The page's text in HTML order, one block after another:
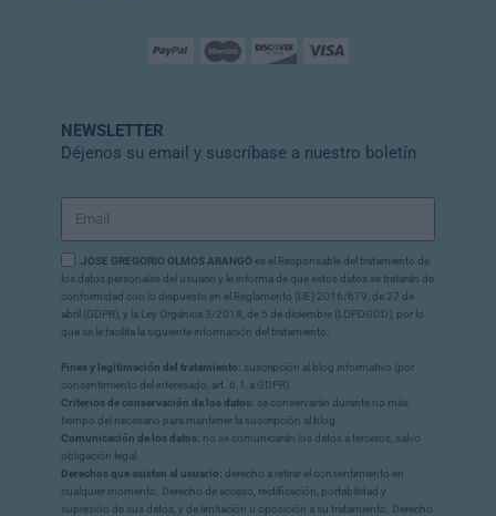
NEWSLETTER
Déjenos su email y suscríbase a nuestro boletín
JOSE GREGORIO OLMOS ARANGO es el Responsable del tratamiento de
los datos personales del usuario y le informa de que estos datos se tratarán de
conformidad con lo dispuesto en el Reglamento (UE) 2016/679, de 27 de
abril (GDPR), y la Ley Orgánica 3/2018, de 5 de diciembre (LOPDGDD), por lo
que se le facilita la siguiente información del tratamiento:
Fines y legitimación del tratamiento: suscripción al blog informativo (por
consentimiento del interesado, art. 6.1.a GDPR).
Criterios de conservación de los datos: se conservarán durante no más
tiempo del necesario para mantener la suscripción al blog.
Comunicación de los datos: no se comunicarán los datos a terceros, salvo
obligación legal.
Derechos que asisten al usuario: derecho a retirar el consentimiento en
cualquier momento. Derecho de acceso, rectificación, portabilidad y
supresión de sus datos, y de limitación u oposición a su tratamiento. Derecho